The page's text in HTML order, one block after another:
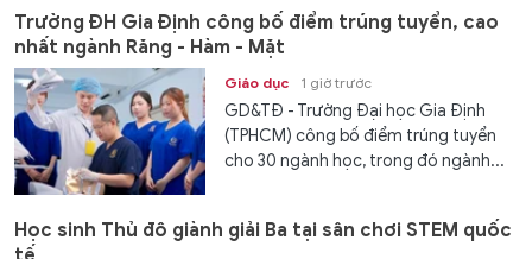
Trường ĐH Gia Định công bố điểm trúng tuyển, cao
nhất ngành Răng - Hàm - Mặt
Giáo dục 1 giờ trước
GD&TĐ - Trường Đại học Gia Định
(TPHCM) công bố điểm trúng tuyển
cho 30 ngành học, trong đó ngành...
Học sinh Thủ đô giành giải Ba tại sân chơi STEM quốc